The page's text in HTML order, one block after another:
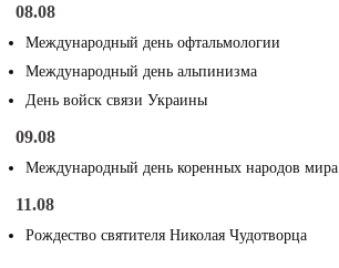
08.08
Международный день офтальмологии
Международный день альпинизма
День войск связи Украины
09.08
Международный день коренных народов мира
11.08
Рождество святителя Николая Чудотворца